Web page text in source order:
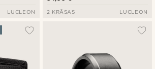
LUCLEON 2 KRĀSAS LUCLEON